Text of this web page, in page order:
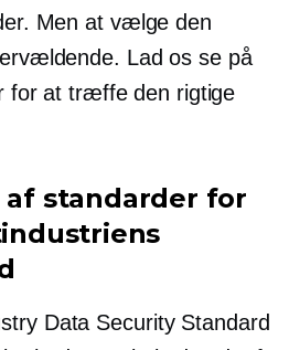
Men at vælge den
Lad os se på
for at træffe den rigtige
af standarder for
Data Security Standard